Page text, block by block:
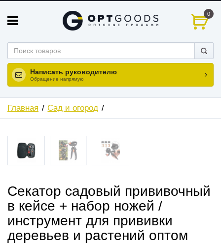
0
Написать руководителю
Обращение напрямую
Главная Сад и огород
ХИТ
НОВИНКА
Cекатор садовый прививочный
в кейсе + набор ножей /
инструмент для прививки
деревьев и растений оптом